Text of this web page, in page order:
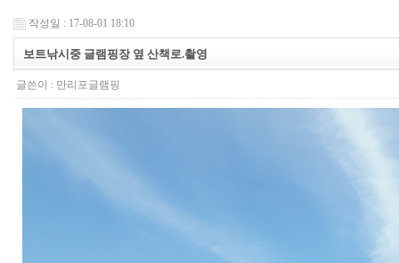
작성일 : 17-08-01 18:10
보트낚시중 글램핑장 옆 산책로.촬영
글쓴이 : 만리포글램핑